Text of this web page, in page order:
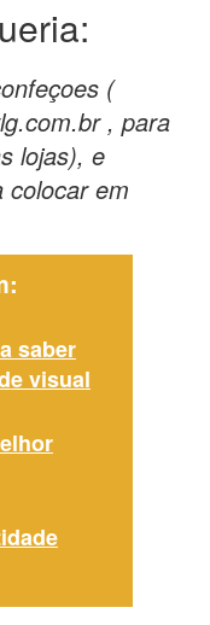
(
, para
lojas), e
colocar em
saber
visual